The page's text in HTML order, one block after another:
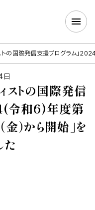
ストの国際発信支援プログラム」
日
ストの国際発信
令和6)年度第
）から開始」を
た